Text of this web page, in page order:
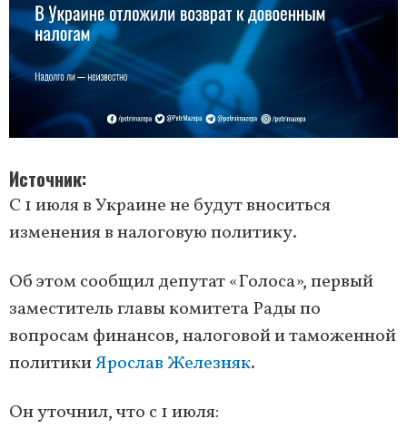
Источник
С 1 июля в Украине не будут вноситься
изменения в налоговую политику.
Об этом сообщил депутат «Голоса», первый
заместитель главы комитета Рады по
вопросам финансов, налоговой и таможенной
политикиЯрослав Железняк.
Он уточнил, что с 1 июля: